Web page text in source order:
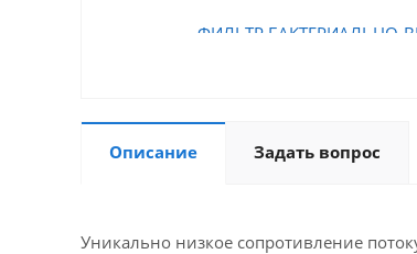
Описание Задать вопрос
Уникально низкое сопротивление